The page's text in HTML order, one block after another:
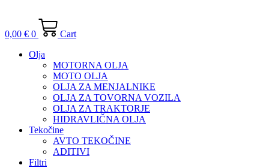
0,00 € 0
Cart
Olja
MOTORNA OLJA
MOTO OLJA
OLJA ZA MENJALNIKE
OLJA ZA TOVORNA VOZILA
OLJA ZA TRAKTORJE
HIDRAVLIČNA OLJA
Tekočine
AVTO TEKOČINE
ADITIVI
Filtri